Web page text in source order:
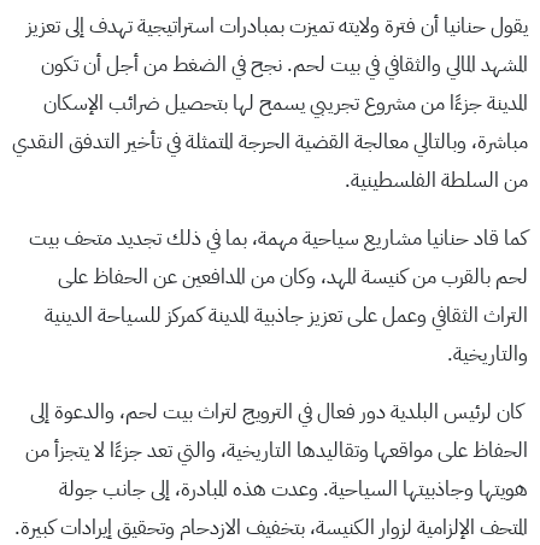
يقول حنانيا أن فترة ولايته تميزت بمبادرات استراتيجية تهدف إلى تعزيز
المشهد المالي والثقافي في بيت لحم. نجح في الضغط من أجل أن تكون
المدينة جزءًا من مشروع تجريبي يسمح لها بتحصيل ضرائب الإسكان
مباشرة، وبالتالي معالجة القضية الحرجة المتمثلة في تأخير التدفق النقدي
من السلطة الفلسطينية.
كما قاد حنانيا مشاريع سياحية مهمة، بما في ذلك تجديد متحف بيت
لحم بالقرب من كنيسة المهد، وكان من المدافعين عن الحفاظ على
التراث الثقافي وعمل على تعزيز جاذبية المدينة كمركز للسياحة الدينية
والتاريخية.
كان لرئيس البلدية دور فعال في الترويج لتراث بيت لحم، والدعوة إلى
الحفاظ على مواقعها وتقاليدها التاريخية، والتي تعد جزءًا لا يتجزأ من
هويتها وجاذبيتها السياحية. وعدت هذه المبادرة، إلى جانب جولة
المتحف الإلزامية لزوار الكنيسة، بتخفيف الازدحام وتحقيق إيرادات كبيرة.